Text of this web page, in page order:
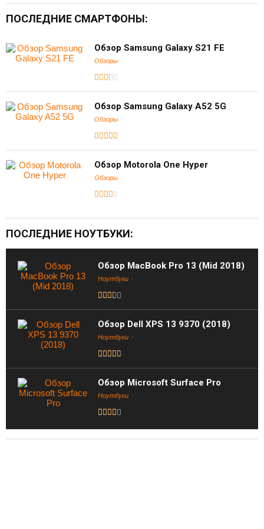
ПОСЛЕДНИЕ СМАРТФОНЫ:
Обзор Samsung Galaxy S21 FE
Обзоры
Обзор Samsung Galaxy A52 5G
Обзоры
Обзор Motorola One Hyper
Обзоры
ПОСЛЕДНИЕ НОУТБУКИ:
Обзор MacBook Pro 13 (Mid 2018)
Ноутбуки
Обзор Dell XPS 13 9370 (2018)
Ноутбуки
Обзор Microsoft Surface Pro
Ноутбуки